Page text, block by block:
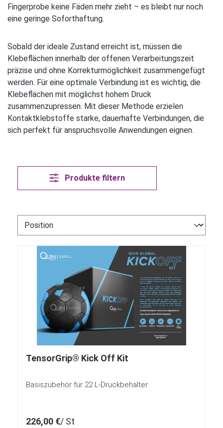
Fingerprobe keine Fäden mehr zieht – es bleibt nur noch
eine geringe Soforthaftung.
Sobald der ideale Zustand erreicht ist, müssen die
Klebeflächen innerhalb der offenen Verarbeitungszeit
präzise und ohne Korrekturmöglichkeit zusammengefügt
werden. Für eine optimale Verbindung ist es wichtig, die
Klebeflächen mit möglichst hohem Druck
zusammenzupressen. Mit dieser Methode erzielen
Kontaktklebstoffe starke, dauerhafte Verbindungen, die
sich perfekt für anspruchsvolle Anwendungen eignen.
Produkte filtern
TensorGrip® Kick Off Kit
Basiszubehör für 22 L-Druckbehälter
226,00 €/ St